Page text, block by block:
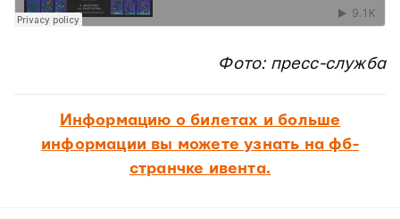
Фото: пресс-служба
Информацию о билетах и больше
информации вы можете узнать на фб-
странчке ивента.